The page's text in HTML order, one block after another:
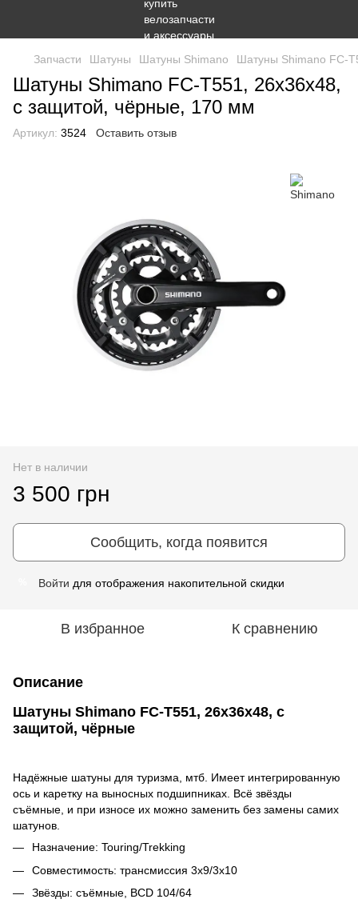
Запчасти Шатуны Шатуны Shimano Шатуны Shimano FC-
Шатуны Shimano FC-T551, 26x36x48,
с защитой, чёрные, 170 мм
Артикул: 3524 Оставить отзыв
Нет в наличии
3 500 грн
Сообщить, когда появится
Войти для отображения накопительной скидки
В избранное К сравнению
Описание
Шатуны Shimano FC-T551, 26x36x48, с
защитой, чёрные
Надёжные шатуны для туризма, мтб. Имеет интегрированную
ось и каретку на выносных подшипниках. Всё звёзды
съёмные, и при износе их можно заменить без замены самих
шатунов.
Назначение: Touring/Trekking
Совместимость: трансмиссия 3x9/3x10
Звёзды: съёмные, BCD 104/64